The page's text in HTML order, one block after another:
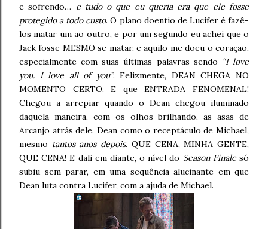
e sofrendo… e tudo o que eu queria era que ele fosse
protegido a todo custo. O plano doentio de Lucifer é fazê-
los matar um ao outro, e por um segundo eu achei que o
Jack fosse MESMO se matar, e aquilo me doeu o coração,
especialmente com suas últimas palavras sendo “I love
you. I love all of you”. Felizmente, DEAN CHEGA NO
MOMENTO CERTO. E que ENTRADA FENOMENAL!
Chegou a arrepiar quando o Dean chegou iluminado
daquela maneira, com os olhos brilhando, as asas de
Arcanjo atrás dele. Dean como o receptáculo de Michael,
mesmo tantos anos depois. QUE CENA, MINHA GENTE,
QUE CENA! E dali em diante, o nível do Season Finalesó
subiu sem parar, em uma sequência alucinante em que
Dean luta contra Lucifer, com a ajuda de Michael.